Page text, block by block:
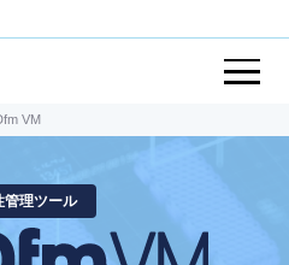
VM
管理ツール